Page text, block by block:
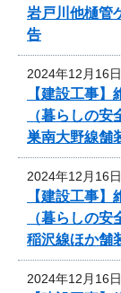
岩戸川他樋管
告
2024年12月16
【建設工事
（暮らしの
巣南大野線舗
2024年12月16
【建設工事
（暮らしの
稲沢線ほか舗
2024年12月16